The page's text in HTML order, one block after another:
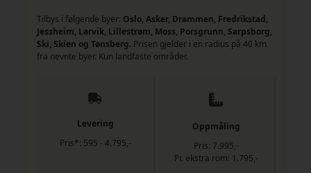
Tilbys i følgende byer: Oslo, Asker, Drammen, Fredrikstad,
Jessheim, Larvik, Lillestrøm, Moss, Porsgrunn, Sarpsborg,
Ski, Skien og Tønsberg. Prisen gjelder i en radius på 40 km
fra nevnte byer. Kun landfaste områder.
Levering
Pris*: 595 - 4.795,-
Oppmåling
Pris: 7.995,-
Pr. ekstra rom: 1.795,-